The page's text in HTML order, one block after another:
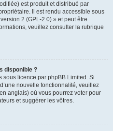
est produit et distribué par
Il est rendu accessible sous
2 (GPL-2.0) » et peut être
veuillez consulter la rubrique
disponible ?
sous licence par phpBB Limited. Si
nouvelle fonctionnalité, veuillez
anglais) où vous pourrez voter pour
et suggérer les vôtres.